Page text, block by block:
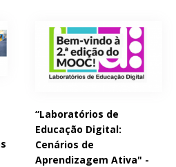
“Laboratórios de
Educação Digital:
Cenários de
Aprendizagem Ativa" -